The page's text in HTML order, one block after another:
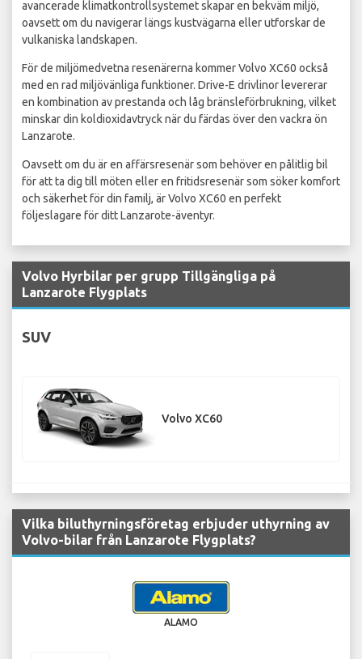
avancerade klimatkontrollsystemet skapar en bekväm miljö,
oavsett om du navigerar längs kustvägarna eller utforskar de
vulkaniska landskapen.
För de miljömedvetna resenärerna kommer Volvo XC60 också
med en rad miljövänliga funktioner. Drive-E drivlinor levererar
en kombination av prestanda och låg bränsleförbrukning, vilket
minskar din koldioxidavtryck när du färdas över den vackra ön
Lanzarote.
Oavsett om du är en affärsresenär som behöver en pålitlig bil
för att ta dig till möten eller en fritidsresenär som söker komfort
och säkerhet för din familj, är Volvo XC60 en perfekt
följeslagare för ditt Lanzarote-äventyr.
Volvo Hyrbilar per grupp Tillgängliga på
Lanzarote Flygplats
SUV
Volvo XC60
Vilka biluthyrningsföretag erbjuder uthyrning av
Volvo-bilar från Lanzarote Flygplats?
ALAMO